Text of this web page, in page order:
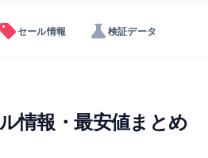
sellセール情報 science 検証データ
情報・最安値まとめ